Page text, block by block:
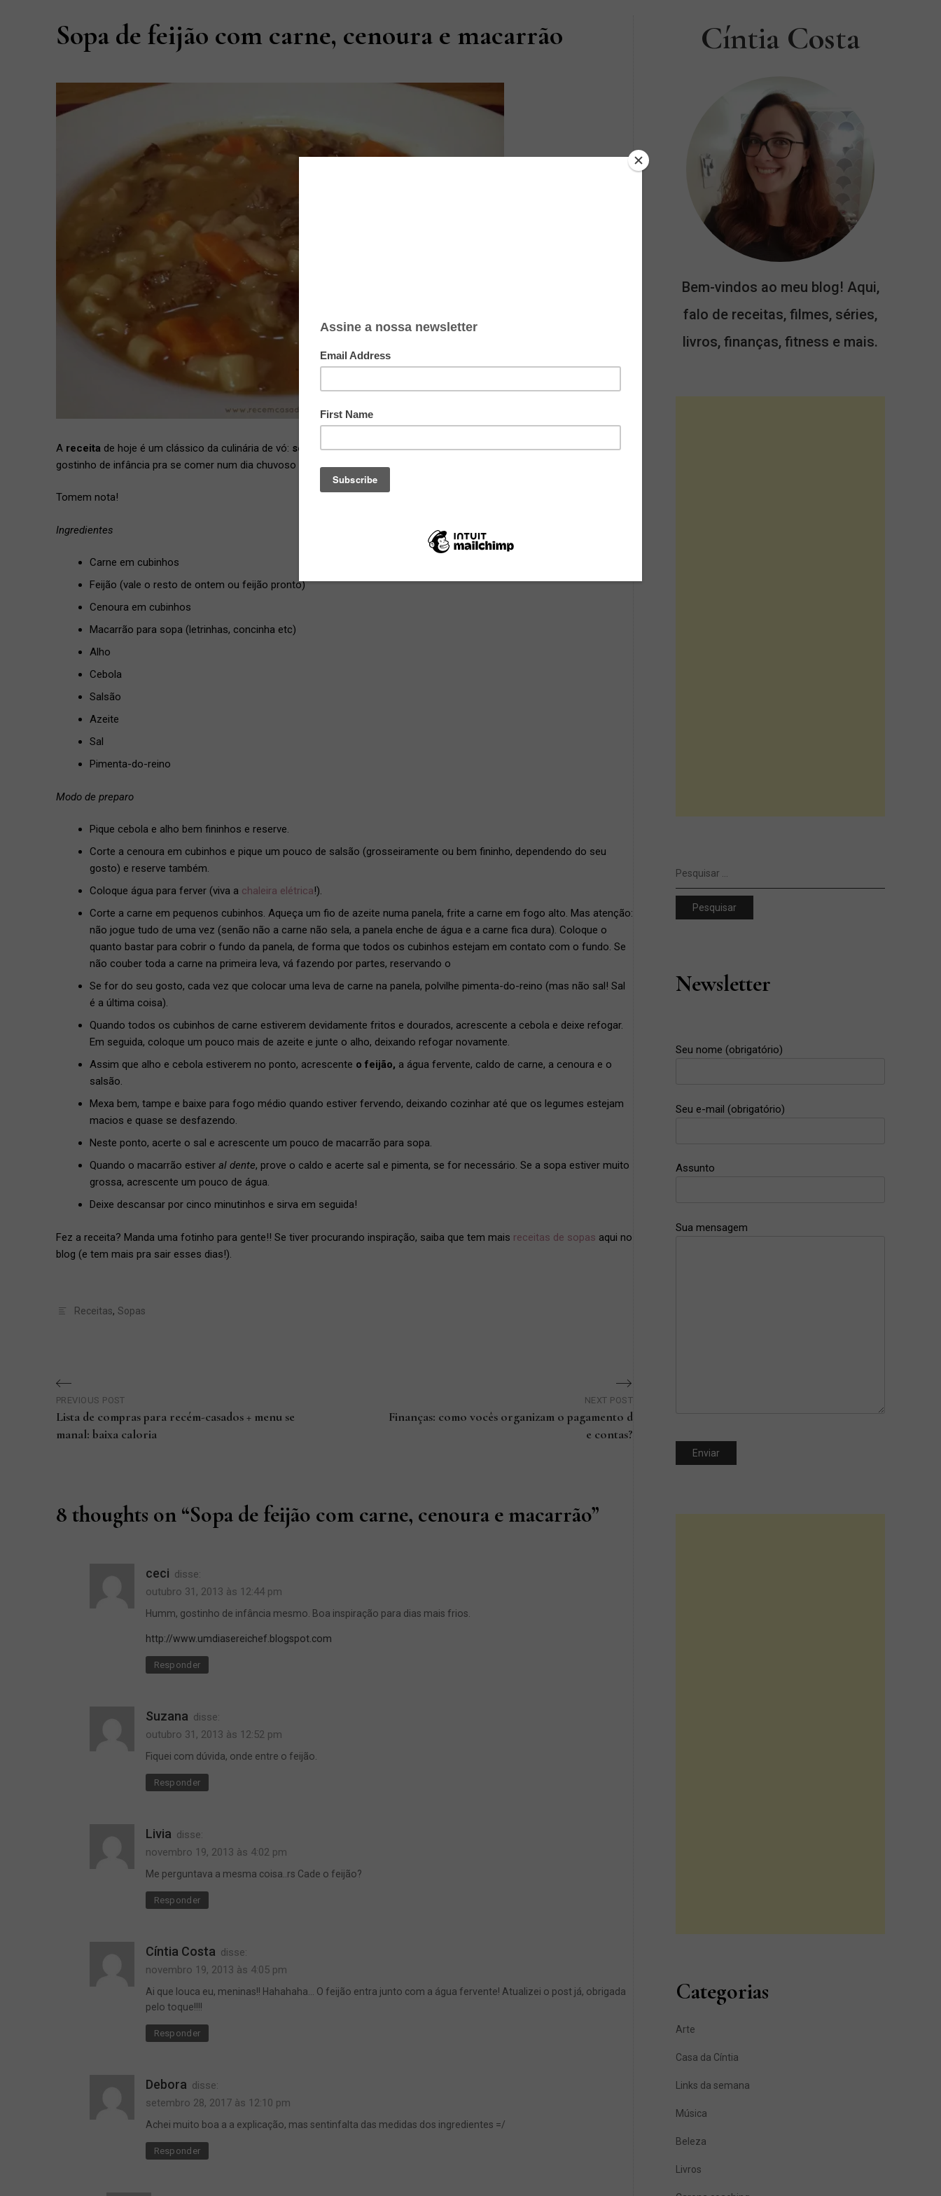
Sopa de feijão com carne, cenoura e macarrão
A receita de hoje é um clássico da culinária de vó: sopa de feijão com carne, cenoura e macarrão. Tem coisa mais com
gostinho de infância pra se comer num dia chuvoso e cinza?
Tomem nota!
Ingredientes
Carne em cubinhos
Feijão (vale o resto de ontem ou feijão pronto)
Cenoura em cubinhos
Macarrão para sopa (letrinhas, concinha etc)
Alho
Cebola
Salsão
Azeite
Sal
Pimenta-do-reino
Modo de preparo
Pique cebola e alho bem fininhos e reserve.
Corte a cenoura em cubinhos e pique um pouco de salsão (grosseiramente ou bem fininho, dependendo do seu
gosto) e reserve também.
Coloque água para ferver (viva a chaleira elétrica!).
Corte a carne em pequenos cubinhos. Aqueça um fio de azeite numa panela, frite a carne em fogo alto. Mas atenção:
não jogue tudo de uma vez (senão não a carne não sela, a panela enche de água e a carne fica dura). Coloque o
quanto bastar para cobrir o fundo da panela, de forma que todos os cubinhos estejam em contato com o fundo. Se
não couber toda a carne na primeira leva, vá fazendo por partes, reservando o
Se for do seu gosto, cada vez que colocar uma leva de carne na panela, polvilhe pimenta-do-reino (mas não sal! Sal
é a última coisa).
Quando todos os cubinhos de carne estiverem devidamente fritos e dourados, acrescente a cebola e deixe refogar.
Em seguida, coloque um pouco mais de azeite e junte o alho, deixando refogar novamente.
Assim que alho e cebola estiverem no ponto, acrescente o feijão, a água fervente, caldo de carne, a cenoura e o
salsão.
Mexa bem, tampe e baixe para fogo médio quando estiver fervendo, deixando cozinhar até que os legumes estejam
macios e quase se desfazendo.
Neste ponto, acerte o sal e acrescente um pouco de macarrão para sopa.
Quando o macarrão estiver al dente, prove o caldo e acerte sal e pimenta, se for necessário. Se a sopa estiver muito
grossa, acrescente um pouco de água.
Deixe descansar por cinco minutinhos e sirva em seguida!
Fez a receita? Manda uma fotinho para gente!! Se tiver procurando inspiração, saiba que tem mais receitas de sopas aqui no
blog (e tem mais pra sair esses dias!).
Receitas, Sopas
Navegação
PREVIOUS POST
Lista de compras para recém-casados + menu se
manal: baixa caloria
NEXT POST
Finanças: como vocês organizam o pagamento d
e contas?
8 thoughts on “Sopa de feijão com carne, cenoura e macarrão”
ceci disse:
outubro 31, 2013 às 12:44 pm
Humm, gostinho de infância mesmo. Boa inspiração para dias mais frios.
http://www.umdiasereichef.blogspot.com
Responder
Suzana disse:
outubro 31, 2013 às 12:52 pm
Fiquei com dúvida, onde entre o feijão.
Responder
Livia disse:
novembro 19, 2013 às 4:02 pm
Me perguntava a mesma coisa..rs Cade o feijão?
Responder
Cíntia Costa disse:
novembro 19, 2013 às 4:05 pm
Ai que louca eu, meninas!! Hahahaha… O feijão entra junto com a água fervente! Atualizei o post já, obrigada
pelo toque!!!!
Responder
Debora disse:
setembro 28, 2017 às 12:10 pm
Achei muito boa a a explicação, mas sentinfalta das medidas dos ingredientes =/
Responder
Cíntia Costa
Bem-vindos ao meu blog! Aqui,
falo de receitas, filmes, séries,
livros, finanças, fitness e mais.
Pesquisar
Newsletter
Seu nome (obrigatório)
Seu e-mail (obrigatório)
Assunto
Sua mensagem
Categorias
Arte
Casa da Cíntia
Links da semana
Música
Beleza
Livros